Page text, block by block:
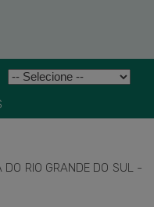
DO RIO GRANDE DO SUL -